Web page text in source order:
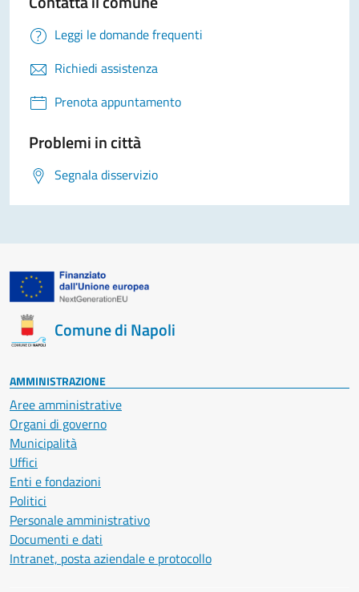
Leggi le domande frequenti
Richiedi assistenza
Prenota appuntamento
Problemi in città
Segnala disservizio
Comune di Napoli
AMMINISTRAZIONE
Aree amministrative
Organi di governo
Municipalità
Uffici
Enti e fondazioni
Politici
Personale amministrativo
Documenti e dati
Intranet, posta aziendale e protocollo